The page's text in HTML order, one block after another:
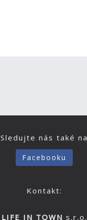
Sledujte nás také na
Facebooku
Kontakt:
LIFE IN TOWN s.r.o.